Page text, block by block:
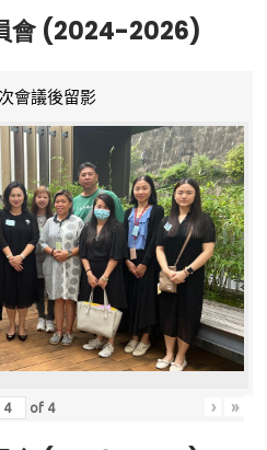
會 (2024-2026)
會議後留影
of 4 › »